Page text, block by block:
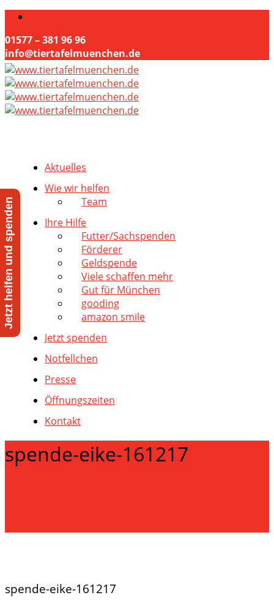
01577 – 381 96 96
info@tiertafelmuenchen.de
Aktuelles
Wie wir helfen
Team
Ihre Hilfe
Futter/Sachspenden
Förderer
Geldspende
Viele schaffen mehr
Gut für München
gooding
amazon smile
Jetzt spenden
Notfellchen
Presse
Öffnungszeiten
Kontakt
spende-eike-161217
spende-eike-161217
Jetzt helfen und spenden